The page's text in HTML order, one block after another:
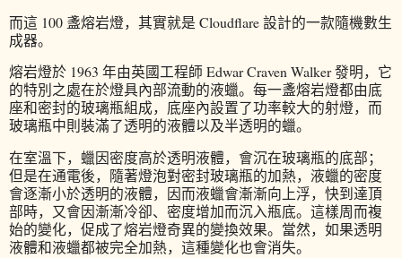
而這 100 盞熔岩燈，其實就是 Cloudflare 設計的一款隨機數生
成器。
熔岩燈於 1963 年由英國工程師 Edwar Craven Walker 發明，它
的特別之處在於燈具內部流動的液蠟。每一盞熔岩燈都由底
座和密封的玻璃瓶組成，底座內設置了功率較大的射燈，而
玻璃瓶中則裝滿了透明的液體以及半透明的蠟。
在室溫下，蠟因密度高於透明液體，會沉在玻璃瓶的底部；
但是在通電後，隨著燈泡對密封玻璃瓶的加熱，液蠟的密度
會逐漸小於透明的液體，因而液蠟會漸漸向上浮，快到達頂
部時，又會因漸漸冷卻、密度增加而沉入瓶底。這樣周而複
始的變化，促成了熔岩燈奇異的變換效果。當然，如果透明
液體和液蠟都被完全加熱，這種變化也會消失。